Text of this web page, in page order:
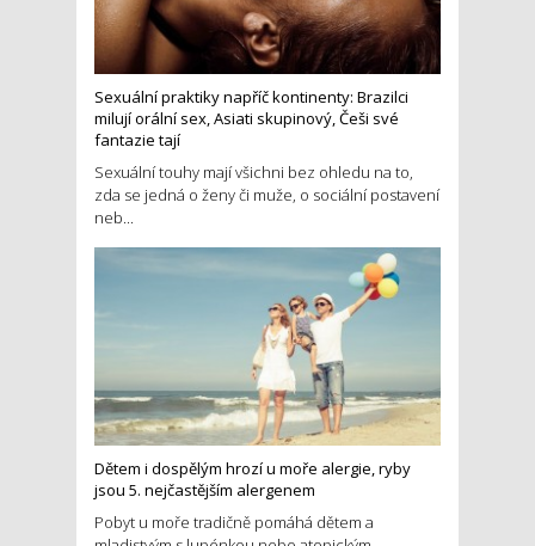
Sexuální praktiky napříč kontinenty: Brazilci
milují orální sex, Asiati skupinový, Češi své
fantazie tají
Sexuální touhy mají všichni bez ohledu na to,
zda se jedná o ženy či muže, o sociální postavení
neb...
Dětem i dospělým hrozí u moře alergie, ryby
jsou 5. nejčastějším alergenem
Pobyt u moře tradičně pomáhá dětem a